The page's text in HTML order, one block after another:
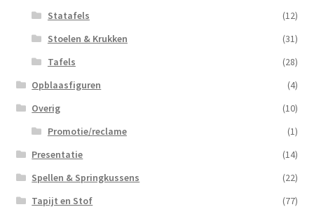
Statafels
(12)
Stoelen & Krukken
(31)
Tafels
(28)
Opblaasfiguren
(4)
Overig
(10)
Promotie/reclame
(1)
Presentatie
(14)
Spellen & Springkussens
(22)
Tapijt en Stof
(77)